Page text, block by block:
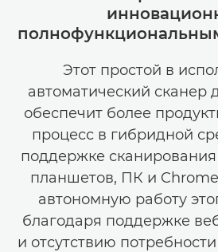
Этот простой в
автоматический сканер
обеспечит более
процесс в гибридной
поддержке
планшетов, ПК и
автономную работу
благодаря поддержке
и отсутствию